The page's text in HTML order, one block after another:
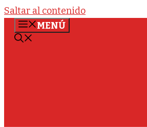
Saltar al contenido
MENÚ